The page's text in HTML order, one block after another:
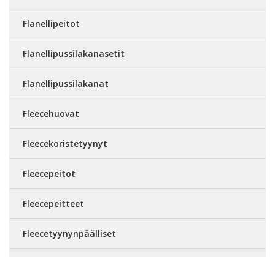
Flanellipeitot
Flanellipussilakanasetit
Flanellipussilakanat
Fleecehuovat
Fleecekoristetyynyt
Fleecepeitot
Fleecepeitteet
Fleecetyynynpäälliset